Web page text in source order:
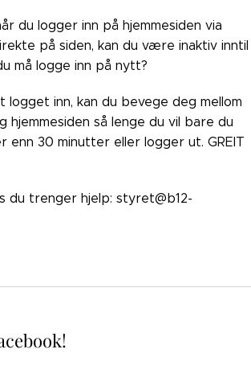
du logger inn på hjemmesiden via
på siden, kan du være inaktiv inntil
må logge inn på nytt?
logget inn, kan du bevege deg mellom
hjemmesiden så lenge du vil bare du
enn 30 minutter eller logger ut. GREIT
du trenger hjelp: styret@b12-